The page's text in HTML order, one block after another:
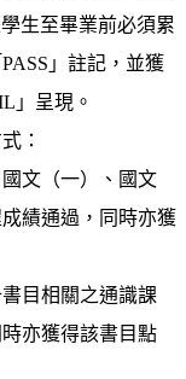
生至畢業前必須累
」註記，並獲
」呈現。
：
文（一）、國文
績通過，同時亦獲
目相關之通識課
亦獲得該書目點